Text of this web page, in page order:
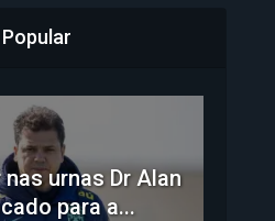
urnas Dr Alan
para a...